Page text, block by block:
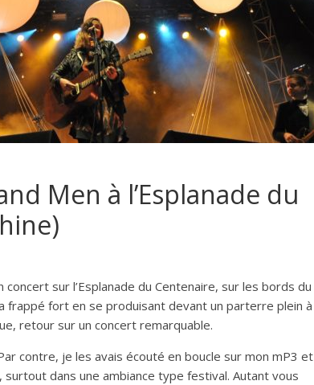
Men à l’Esplanade du
sur l’Esplanade du Centenaire, sur les bords du
frappé fort en se produisant devant un parterre plein à
retour sur un concert remarquable.
contre, je les avais écouté en boucle sur mon mP3 et
surtout dans une ambiance type festival. Autant vous